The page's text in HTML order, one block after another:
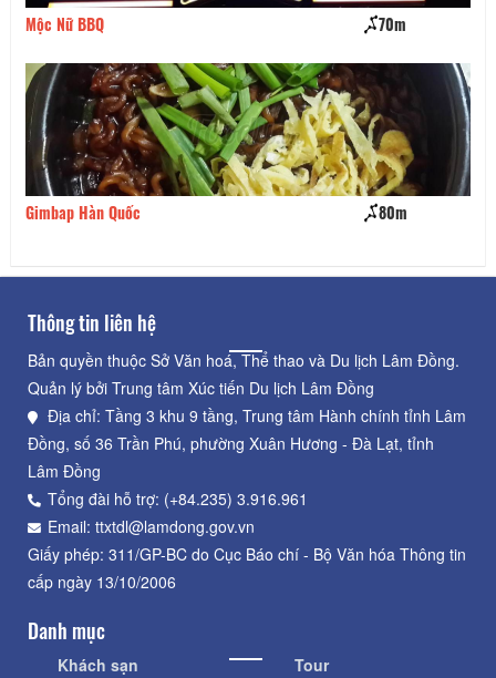
Mộc Nữ BBQ 70m
Gimbap Hàn Quốc 80m
Thông tin liên hệ
Bản quyền thuộc Sở Văn hoá, Thể thao và Du lịch Lâm Đồng.
Quản lý bởi Trung tâm Xúc tiến Du lịch Lâm Đồng
Địa chỉ: Tầng 3 khu 9 tầng, Trung tâm Hành chính tỉnh Lâm
Đồng, số 36 Trần Phú, phường Xuân Hương - Đà Lạt, tỉnh
Lâm Đồng
Tổng đài hỗ trợ: (+84.235) 3.916.961
Email: ttxtdl@lamdong.gov.vn
Giấy phép: 311/GP-BC do Cục Báo chí - Bộ Văn hóa Thông tin
cấp ngày 13/10/2006
Danh mục
Khách sạn
Tour